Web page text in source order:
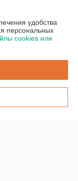
удобства
персональных
cookies или